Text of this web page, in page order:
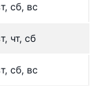
сб, вс
чт, сб
сб, вс